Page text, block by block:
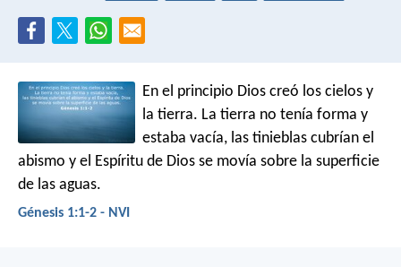
En el principio Dios creó los cielos y
la tierra. La tierra no tenía forma y
estaba vacía, las tinieblas cubrían el
abismo y el Espíritu de Dios se movía sobre la superficie
de las aguas.
Génesis 1:1-2 - NVI